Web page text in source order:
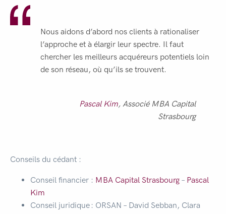
Nous aidons d’abord nos clients à rationaliser
l’approche et à élargir leur spectre. Il faut
chercher les meilleurs acquéreurs potentiels loin
de son réseau, où qu’ils se trouvent.
Pascal Kim, Associé MBA Capital
Strasbourg
Conseils du cédant :
Conseil financier : MBA Capital Strasbourg – Pascal
Kim
Conseil juridique : ORSAN – David Sebban, Clara